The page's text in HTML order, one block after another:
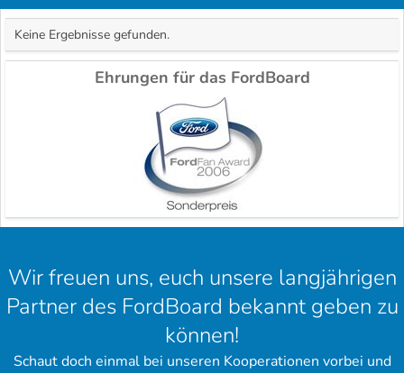
Keine Ergebnisse gefunden.
Ehrungen für das FordBoard
Wir freuen uns, euch unsere langjährigen
Partner des FordBoard bekannt geben zu
können!
Schaut doch einmal bei unseren Kooperationen vorbei und